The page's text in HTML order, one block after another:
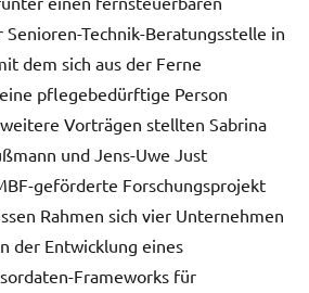
Senioren-Technik-Beratungsstelle in
dem sich aus der Ferne
pflegebedürftige Person
Vorträgen stellten Sabrina
und Jens-Uwe Just
geförderte Forschungsprojekt
Rahmen sich vier Unternehmen
der Entwicklung eines
Frameworks für